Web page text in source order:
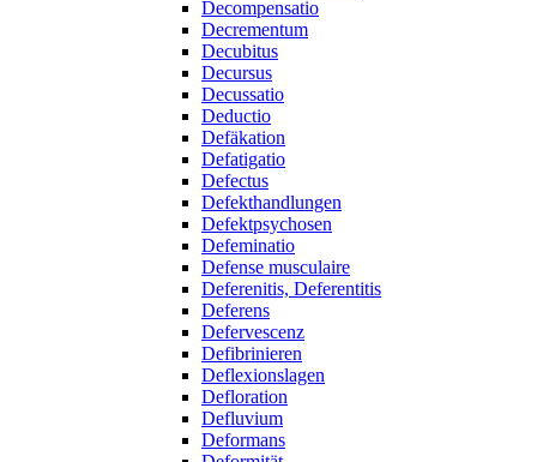
Decompensatio
Decrementum
Decubitus
Decursus
Decussatio
Deductio
Defäkation
Defatigatio
Defectus
Defekthandlungen
Defektpsychosen
Defeminatio
Defense musculaire
Deferenitis, Deferentitis
Deferens
Defervescenz
Defibrinieren
Deflexionslagen
Defloration
Defluvium
Deformans